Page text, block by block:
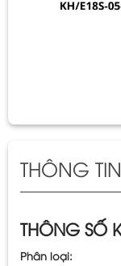
THÔNG
THÔNG SỐ
Phân loại: